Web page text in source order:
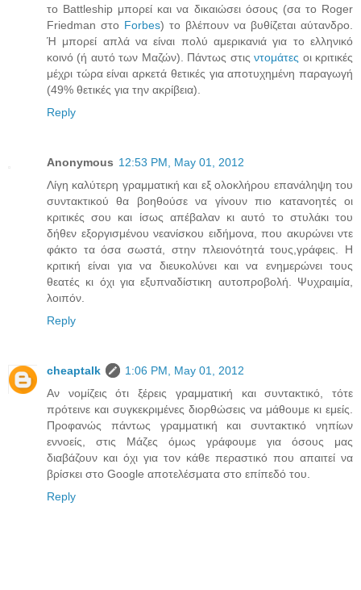
το Battleship μπορεί και να δικαιώσει όσους (σα το Roger
Friedman στο Forbes) το βλέπουν να βυθίζεται αύτανδρο.
Ή μπορεί απλά να είναι πολύ αμερικανιά για το ελληνικό
κοινό (ή αυτό των Μαζών). Πάντως στιςντομάτες οι κριτικές
μέχρι τώρα είναι αρκετά θετικές για αποτυχημένη παραγωγή
(49% θετικές για την ακρίβεια).
Reply
Anonymous 12:53 PM, May 01, 2012
Λίγη καλύτερη γραμματική και εξ ολοκλήρου επανάληψη του
συντακτικού θα βοηθούσε να γίνουν πιο κατανοητές οι
κριτικές σου και ίσως απέβαλαν κι αυτό το στυλάκι του
δήθεν εξοργισμένου νεανίσκου ειδήμονα, που ακυρώνει ντε
φάκτο τα όσα σωστά, στην πλειονότητά τους,γράφεις. Η
κριτική είναι για να διευκολύνει και να ενημερώνει τους
θεατές κι όχι για εξυπναδίστικη αυτοπροβολή. Ψυχραιμία,
λοιπόν.
Reply
cheaptalk
1:06 PM, May 01, 2012
Αν νομίζεις ότι ξέρεις γραμματική και συντακτικό, τότε
πρότεινε και συγκεκριμένες διορθώσεις να μάθουμε κι εμείς.
Προφανώς πάντως γραμματική και συντακτικό νηπίων
εννοείς, στις Μάζες όμως γράφουμε για όσους μας
διαβάζουν και όχι για τον κάθε περαστικό που απαιτεί να
βρίσκει στο Google αποτελέσματα στο επίπεδό του.
Reply